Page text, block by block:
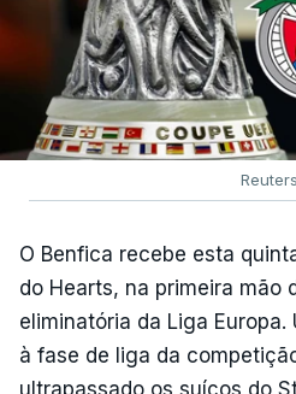
Reuters
O Benfica recebe esta
do Hearts, na primeira mão
eliminatória da Liga
à fase de liga da
ultrapassado os suíços do